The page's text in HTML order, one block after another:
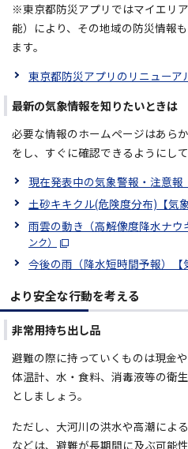
※東京都防災アプリではマイエリ
能）により、その地域の防災情報
ます。
東京都防災アプリのリニューア
最新の気象情報を知りたいときは
必要な情報のホームページはあら
をし、すぐに確認できるようにして
現在発表中の気象警報・注意報
土砂キキクル(危険度分布)【気象
雨雲の動き（高解像度降水ナウ
ンク）
今後の雨（降水短時間予報）【
より安全な行動を考える
非常用持ち出し品
避難の際に持っていくものは現金
体温計、水・食料、消毒液等の衛
としましょう。
ただし、大河川の洪水や高潮によ
などは、避難が長期間に及ぶ可能